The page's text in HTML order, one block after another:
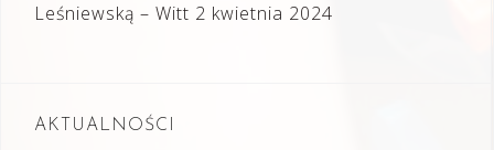
Leśniewską – Witt 2 kwietnia 2024
AKTUALNOŚCI